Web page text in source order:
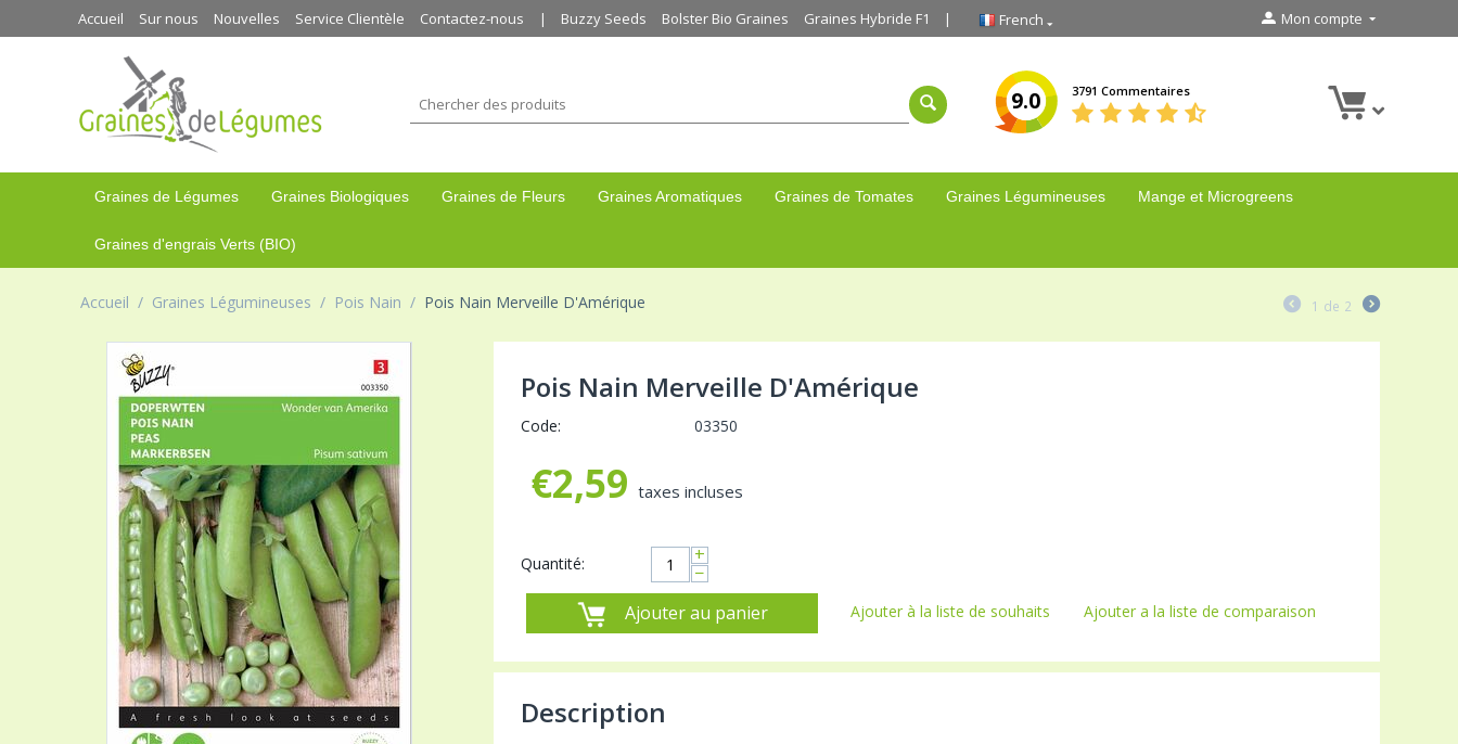
Accueil Sur nous Nouvelles Service Clientèle Contactez-nous Buzzy Seeds Bolster Bio Graines Graines Hybride F1 French Mon compte
9.0 3791 Commentaires
Graines de Légumes Graines Biologiques Graines de Fleurs Graines Aromatiques Graines de Tomates Graines Légumineuses Mange et Microgreens
Graines d'engrais Verts (BIO)
Accueil / Graines Légumineuses / Pois Nain / Pois Nain Merveille D'Amérique 1 de 2
Pois Nain Merveille D'Amérique
Code: 03350
€2,59 taxes incluses
Quantité: +
−
Ajouter au panier
Ajouter à la liste de souhaits Ajouter a la liste de comparaison
Description